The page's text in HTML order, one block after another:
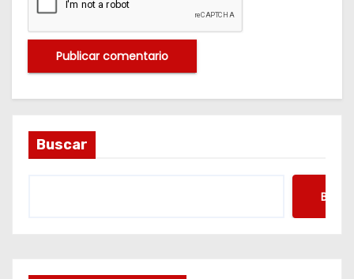
Buscar